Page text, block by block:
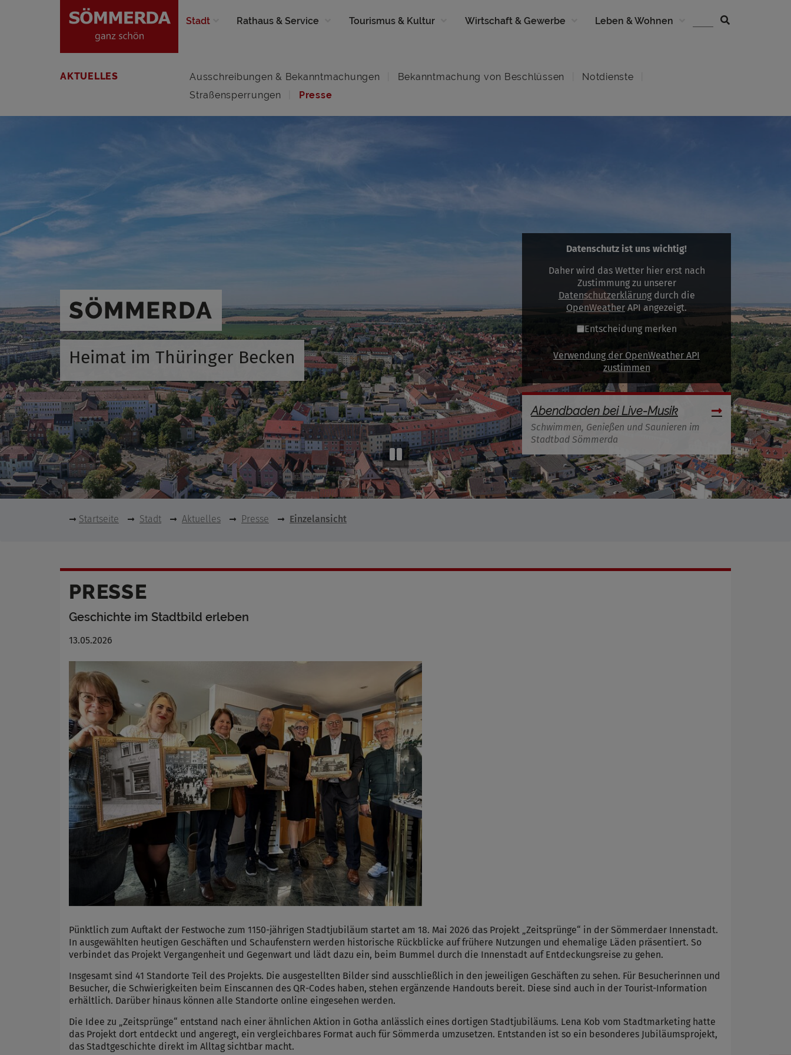
Stadt Rathaus & Service Tourismus & Kultur Wirtschaft & Gewerbe Leben & Wohnen
AKTUELLES Ausschreibungen & Bekanntmachungen Bekanntmachung von Beschlüssen
Notdienste
Straßensperrungen
Presse
SÖMMERDA
Heimat im Thüringer Becken
Datenschutz ist uns wichtig!
Daher wird das Wetter hier erst nach
Zustimmung zu unserer
Datenschutzerklärungdurch die
OpenWeather API angezeigt.
Entscheidung merken
Verwendung der OpenWeather API
zustimmen
Abendbaden bei Live-Musik
Schwimmen, Genießen und Saunieren im
Stadtbad Sömmerda
Startseite Stadt Aktuelles Presse Einzelansicht
PRESSE
Geschichte im Stadtbild erleben
13.05.2026
Pünktlich zum Auftakt der Festwoche zum 1150-jährigen Stadtjubiläum startet am 18. Mai 2026 das Projekt „Zeitsprünge“ in der Sömmerdaer Innenstadt.
In ausgewählten heutigen Geschäften und Schaufenstern werden historische Rückblicke auf frühere Nutzungen und ehemalige Läden präsentiert. So
verbindet das Projekt Vergangenheit und Gegenwart und lädt dazu ein, beim Bummel durch die Innenstadt auf Entdeckungsreise zu gehen.
Insgesamt sind 41 Standorte Teil des Projekts. Die ausgestellten Bilder sind ausschließlich in den jeweiligen Geschäften zu sehen. Für Besucherinnen und
Besucher, die Schwierigkeiten beim Einscannen des QR-Codes haben, stehen ergänzende Handouts bereit. Diese sind auch in der Tourist-Information
erhältlich. Darüber hinaus können alle Standorte online eingesehen werden.
Die Idee zu „Zeitsprünge“ entstand nach einer ähnlichen Aktion in Gotha anlässlich eines dortigen Stadtjubiläums. Lena Kob vom Stadtmarketing hatte
das Projekt dort entdeckt und angeregt, ein vergleichbares Format auch für Sömmerda umzusetzen. Entstanden ist so ein besonderes Jubiläumsprojekt,
das Stadtgeschichte direkt im Alltag sichtbar macht.